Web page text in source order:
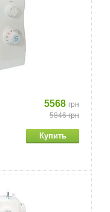
5568 грн
5846грн